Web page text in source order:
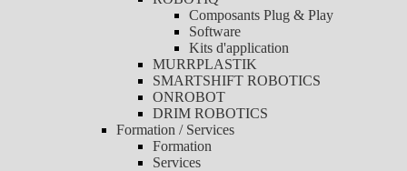
Composants Plug & Play
Software
Kits d'application
MURRPLASTIK
SMARTSHIFT ROBOTICS
ONROBOT
DRIM ROBOTICS
Formation / Services
Formation
Services